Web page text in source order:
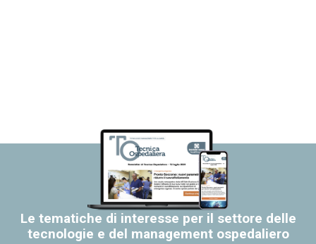
Le tematiche di interesse per il settore delle
tecnologie e del management ospedaliero